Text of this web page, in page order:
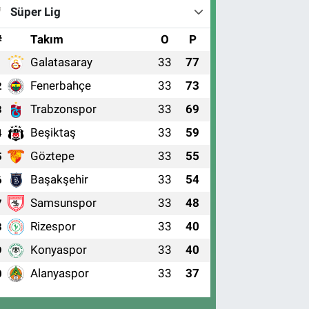
Süper Lig
Takım O P
Galatasaray 33 77
Fenerbahçe 33 73
Trabzonspor 33 69
Beşiktaş 33 59
Göztepe 33 55
Başakşehir 33 54
Samsunspor 33 48
Rizespor 33 40
Konyaspor 33 40
Alanyaspor 33 37